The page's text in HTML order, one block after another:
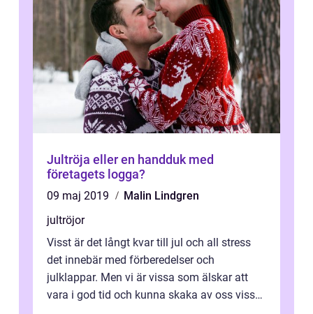
Jultröja eller en handduk med
företagets logga?
09 maj 2019
Malin Lindgren
jultröjor
Visst är det långt kvar till jul och all stress
det innebär med förberedelser och
julklappar. Men vi är vissa som älskar att
vara i god tid och kunna skaka av oss vissa